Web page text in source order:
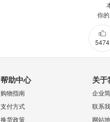
你
5474
帮助中心
购物指南
支付方式
换货政策
关于
企业
联系
网站